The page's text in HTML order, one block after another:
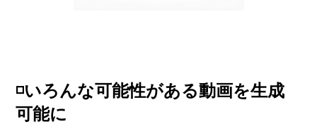
◽️いろんな可能性がある動画を生成
可能に